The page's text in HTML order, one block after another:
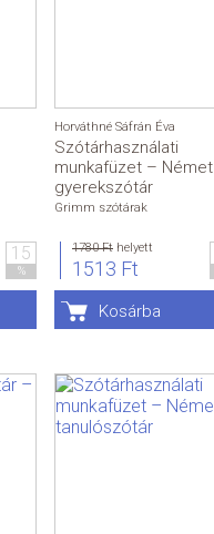
15
%
Horváthné Sáfrán Éva
Szótárhasználati
munkafüzet – Német
gyerekszótár
Grimm szótárak
1780 Ft helyett
1513 Ft
Kosárba